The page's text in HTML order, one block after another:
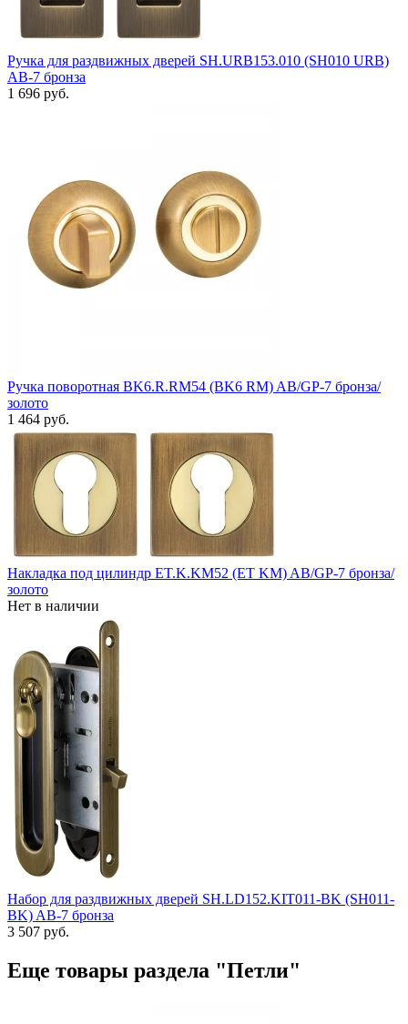
Ручка для раздвижных дверей SH.URB153.010 (SH010 URB)
АВ-7 бронза
1 696 руб.
Ручка поворотная BK6.R.RM54 (BK6 RM) AB/GP-7 бронза/
золото
1 464 руб.
Накладка под цилиндр ET.K.KM52 (ET KM) AB/GP-7 бронза/
золото
Нет в наличии
Набор для раздвижных дверей SH.LD152.KIT011-BK (SH011-
BK) AB-7 бронза
3 507 руб.
Еще товары раздела "Петли"